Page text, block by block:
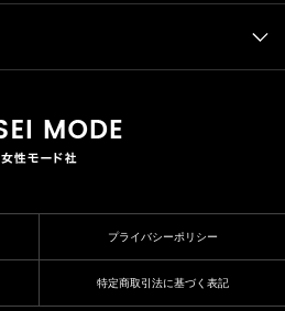
プライバシーポリシー
特定商取引法に基づく表記